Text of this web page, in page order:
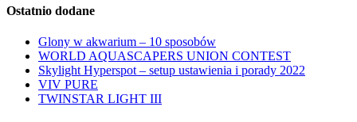
Ostatnio dodane
Glony w akwarium – 10 sposobów
WORLD AQUASCAPERS UNION CONTEST
Skylight Hyperspot – setup ustawienia i porady 2022
VIV PURE
TWINSTAR LIGHT III